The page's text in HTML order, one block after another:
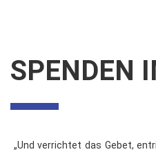
SPENDEN
„Und verrichtet das Gebet,